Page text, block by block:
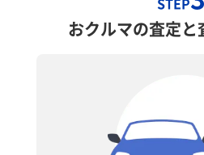
おクルマの査定と